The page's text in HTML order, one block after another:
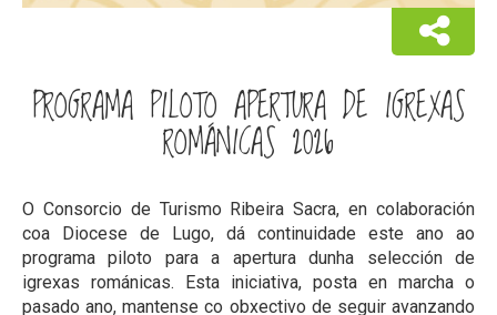
PROGRAMA PILOTO APERTURA DE IGREXAS
ROMÁNICAS 2026
O Consorcio de Turismo Ribeira Sacra, en colaboración
coa Diocese de Lugo, dá continuidade este ano ao
programa piloto para a apertura dunha selección de
igrexas románicas. Esta iniciativa, posta en marcha o
pasado ano, mantense co obxectivo de seguir avanzando